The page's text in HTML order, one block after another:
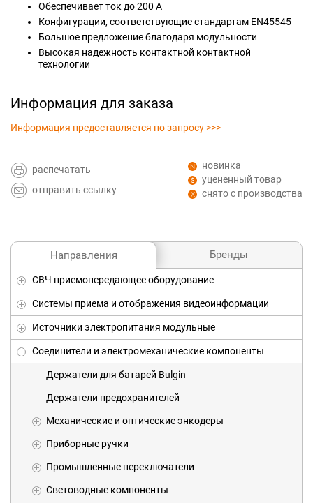
Направления Бренды
СВЧ приемопередающее оборудование
Системы приема и отображения видеоинформации
Источники электропитания модульные
Соединители и электромеханические компоненты
Держатели для батарей Bulgin
Держатели предохранителей
Механические и оптические энкодеры
Приборные ручки
Промышленные переключатели
Световодные компоненты
Обеспечивает ток до 200 А
Конфигурации, соответствующие стандартам EN45545
Большое предложение благодаря модульности
Высокая надежность контактной контактной
технологии
Информация для заказа
Информация предоставляется по запросу >>>
распечатать
отправить ссылку
новинка
уцененный товар
снято с производства